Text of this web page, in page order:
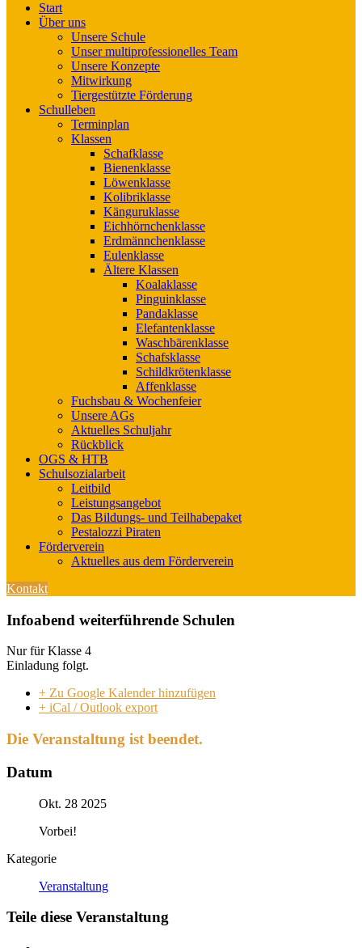
Start
Über uns
Unsere Schule
Unser multiprofessionelles Team
Unsere Konzepte
Mitwirkung
Tiergestützte Förderung
Schulleben
Terminplan
Klassen
Schafklasse
Bienenklasse
Löwenklasse
Kolibriklasse
Känguruklasse
Eichhörnchenklasse
Erdmännchenklasse
Eulenklasse
Ältere Klassen
Koalaklasse
Pinguinklasse
Pandaklasse
Elefantenklasse
Waschbärenklasse
Schafsklasse
Schildkrötenklasse
Affenklasse
Fuchsbau & Wochenfeier
Unsere AGs
Aktuelles Schuljahr
Rückblick
OGS & HTB
Schulsozialarbeit
Leitbild
Leistungsangebot
Das Bildungs- und Teilhabepaket
Pestalozzi Piraten
Förderverein
Aktuelles aus dem Förderverein
Kontakt
Infoabend weiterführende Schulen
Nur für Klasse 4
Einladung folgt.
+ Zu Google Kalender hinzufügen
+ iCal / Outlook export
Die Veranstaltung ist beendet.
Datum
Okt. 28 2025
Vorbei!
Kategorie
Veranstaltung
Teile diese Veranstaltung